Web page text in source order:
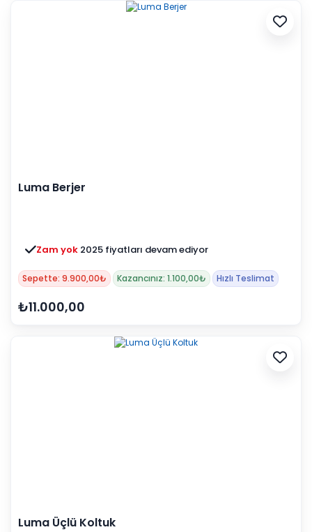
Luma Berjer
Zam yok 2025 fiyatları devam ediyor
Sepette: 9.900,00₺ Kazancınız: 1.100,00₺ Hızlı Teslimat
₺11.000,00
Luma Üçlü Koltuk